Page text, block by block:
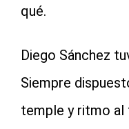
qué.
Diego Sánchez
Siempre
temple y ritmo al